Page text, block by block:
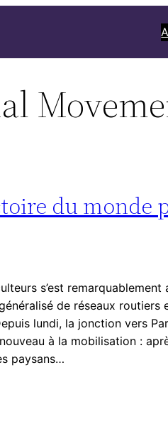
du monde
s’est
de réseaux routiers
lundi, la jonction vers
à la mobilisation :
paysans…